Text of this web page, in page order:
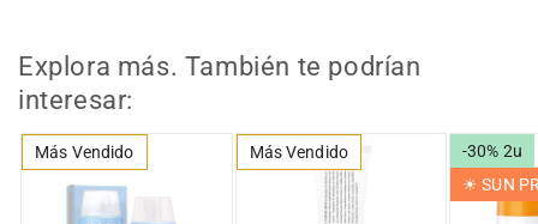
Explora más. También te podrían
interesar:
Más Vendido Más Vendido
-30% 2u
☀︎ SUN